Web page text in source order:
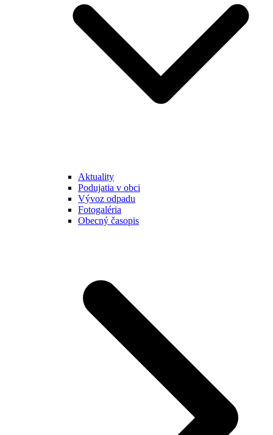
Aktuality
Podujatia v obci
Vývoz odpadu
Fotogaléria
Obecný časopis